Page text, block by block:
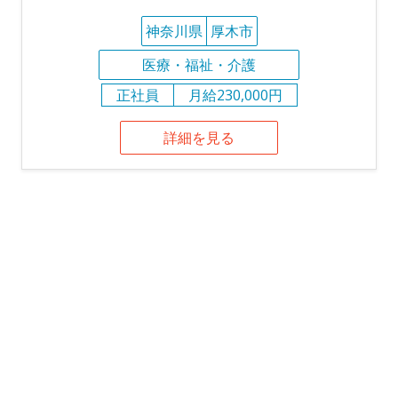
神奈川県 厚木市
医療・福祉・介護
正社員
月給230,000円
詳細を見る